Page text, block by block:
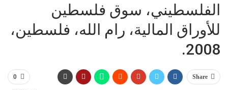
الفلسطيني، سوق فلسطين
للأوراق المالية، رام الله، فلسطين،
2008.
Share
0